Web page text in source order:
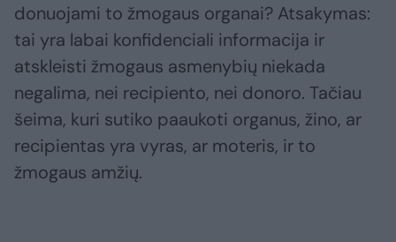
donuojami to žmogaus organai? Atsakymas:
tai yra labai konfidenciali informacija ir
atskleisti žmogaus asmenybių niekada
negalima, nei recipiento, nei donoro. Tačiau
šeima, kuri sutiko paaukoti organus, žino, ar
recipientas yra vyras, ar moteris, ir to
žmogaus amžių.